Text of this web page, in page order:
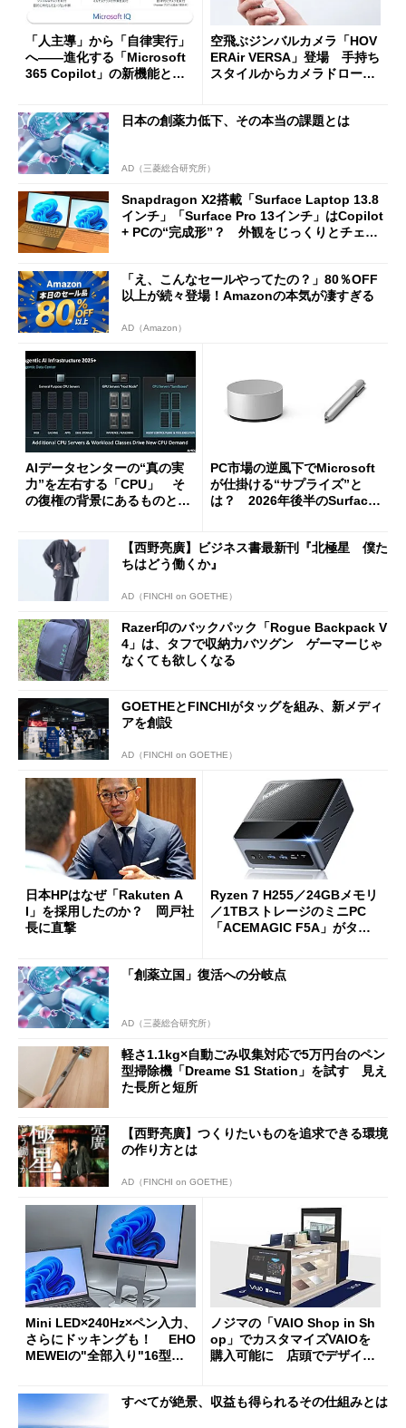
「人主導」から「自律実行」
へ――進化する「Microsoft
365 Copilot」の新機能とエ
空飛ぶジンバルカメラ「HOV
ERAir VERSA」登場 手持ち
スタイルからカメラドローン
日本の創薬力低下、その本当の課題とは
AD（三菱総合研究所）
Snapdragon X2搭載「Surface Laptop 13.8
インチ」「Surface Pro 13インチ」はCopilot
+ PCの“完成形”？ 外観をじっくりとチェッ
「え、こんなセールやってたの？」80％OFF
以上が続々登場！Amazonの本気が凄すぎる
AD（Amazon）
AIデータセンターの“真の実
力”を左右する「CPU」 そ
の復権の背景にあるものと
PC市場の逆風下でMicrosoft
が仕掛ける“サプライズ”と
は？ 2026年後半のSurface
【西野亮廣】ビジネス書最新刊『北極星 僕た
ちはどう働くか』
AD（FINCHI on GOETHE）
Razer印のバックパック「Rogue Backpack V
4」は、タフで収納力バツグン ゲーマーじゃ
なくても欲しくなる
GOETHEとFINCHIがタッグを組み、新メディ
アを創設
AD（FINCHI on GOETHE）
日本HPはなぜ「Rakuten A
I」を採用したのか？ 岡戸社
長に直撃
Ryzen 7 H255／24GBメモリ
／1TBストレージのミニPC
「ACEMAGIC F5A」がタイ
「創薬立国」復活への分岐点
AD（三菱総合研究所）
軽さ1.1kg×自動ごみ収集対応で5万円台のペン
型掃除機「Dreame S1 Station」を試す 見え
た長所と短所
【西野亮廣】つくりたいものを追求できる環境
の作り方とは
AD（FINCHI on GOETHE）
Mini LED×240Hz×ペン入力、
さらにドッキングも！ EHO
MEWEIの"全部入り"16型モ
ノジマの「VAIO Shop in Sh
op」でカスタマイズVAIOを
購入可能に 店頭でデザイン
すべてが絶景、収益も得られるその仕組みとは